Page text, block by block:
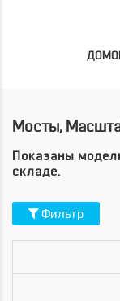
Мосты,
Показаны
складе.
Фильтр